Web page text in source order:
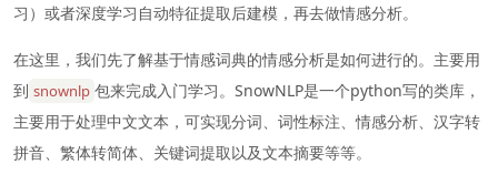
习）或者深度学习自动特征提取后建模，再去做情感分析。
在这里，我们先了解基于情感词典的情感分析是如何进行的。主要用
到 snownlp 包来完成入门学习。SnowNLP是一个python写的类库，
主要用于处理中文文本，可实现分词、词性标注、情感分析、汉字转
拼音、繁体转简体、关键词提取以及文本摘要等等。